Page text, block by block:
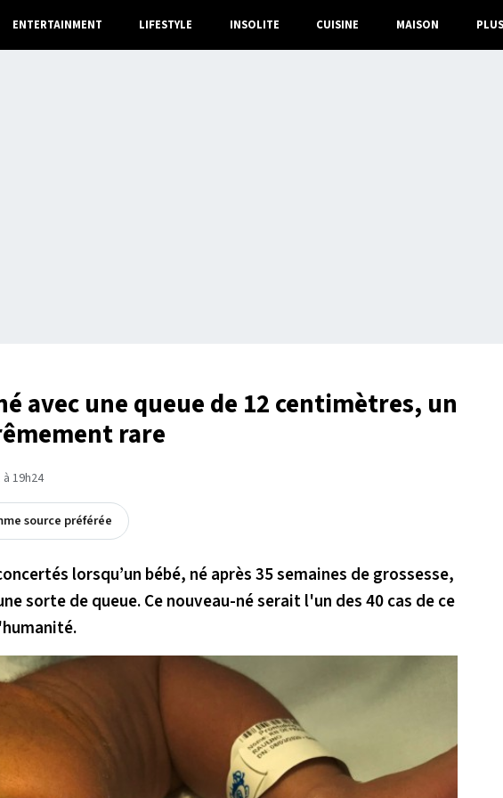
ENTERTAINMENT LIFESTYLE INSOLITE CUISINE MAISON PLUS
avec une queue de 12 centimètres, un
rare
19h24
source préférée
lorsqu’un bébé, né après 35 semaines de grossesse,
sorte de queue. Ce nouveau-né serait l'un des 40 cas de ce